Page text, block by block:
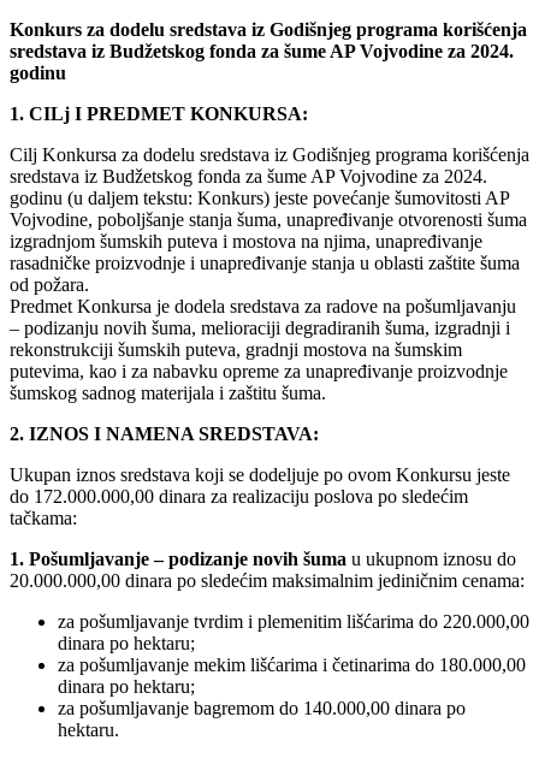
Konkurs za dodelu sredstava iz Godišnjeg programa korišćenja
sredstava iz Budžetskog fonda za šume AP Vojvodine za 2024.
godinu
1. CILj I PREDMET KONKURSA:
Cilj Konkursa za dodelu sredstava iz Godišnjeg programa korišćenja
sredstava iz Budžetskog fonda za šume AP Vojvodine za 2024.
godinu (u daljem tekstu: Konkurs) jeste povećanje šumovitosti AP
Vojvodine, poboljšanje stanja šuma, unapređivanje otvorenosti šuma
izgradnjom šumskih puteva i mostova na njima, unapređivanje
rasadničke proizvodnje i unapređivanje stanja u oblasti zaštite šuma
od požara.
Predmet Konkursa je dodela sredstava za radove na pošumljavanju
– podizanju novih šuma, melioraciji degradiranih šuma, izgradnji i
rekonstrukciji šumskih puteva, gradnji mostova na šumskim
putevima, kao i za nabavku opreme za unapređivanje proizvodnje
šumskog sadnog materijala i zaštitu šuma.
2. IZNOS I NAMENA SREDSTAVA:
Ukupan iznos sredstava koji se dodeljuje po ovom Konkursu jeste
do 172.000.000,00 dinara za realizaciju poslova po sledećim
tačkama:
1. Pošumljavanje – podizanje novih šuma u ukupnom iznosu do
20.000.000,00 dinara po sledećim maksimalnim jediničnim cenama:
za pošumljavanje tvrdim i plemenitim lišćarima do 220.000,00
dinara po hektaru;
za pošumljavanje mekim lišćarima i četinarima do 180.000,00
dinara po hektaru;
za pošumljavanje bagremom do 140.000,00 dinara po
hektaru.